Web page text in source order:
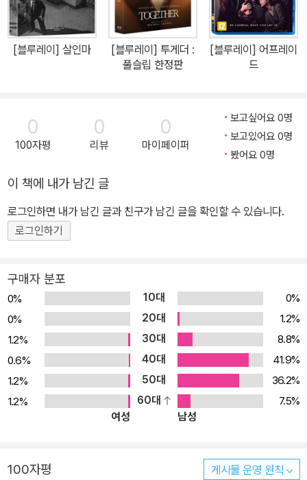
있는 푸른 눈은 평범한 외모에 비범함을 입히는 킬리언 머피만의 무
기라 할 수 있다. 영화지 [인디펜던트]는 머피의 눈을 일컬어, '쉽게
변할 듯 불가사의한 깊고 푸른 눈'이라고 묘사했다. <배트맨 비긴즈>
의 크리스토퍼 놀란 감독은 "그의 눈은 세상에서 가장 독특하다. 그
[블루레이] 살인마
[블루레이] 투게더 :
풀슬립 한정판
[블루레이] 어프레이
드
0
100자평
0
리뷰
0
마이페이퍼
보고싶어요 0명
보고있어요 0명
봤어요 0명
이 책에 내가 남긴 글
로그인하면 내가 남긴 글과 친구가 남긴 글을 확인할 수 있습니다.
로그인하기
구매자 분포
0% 10대
0%
0%
20대
1.2%
1.2%
30대
8.8%
0.6%
40대
41.9%
1.2%
50대
36.2%
1.2%
60대
7.5%
여성
남성
100자평 게시물 운영 원칙